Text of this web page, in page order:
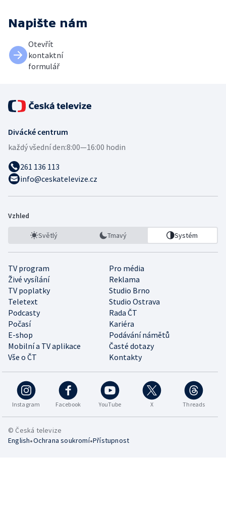
Napište nám
Otevřít
kontaktní
formulář
Divácké centrum
každý všední den:8:00—16:00 hodin
261 136 113
info@ceskatelevize.cz
Vzhled
Světlý Tmavý Systém
TV program
Pro média
Živé vysílání
Reklama
TV poplatky
Studio Brno
Teletext
Studio Ostrava
Podcasty
Rada ČT
Počasí
Kariéra
E-shop
Podávání námětů
Mobilní a TV aplikace
Časté dotazy
Vše o ČT
Kontakty
Instagram Facebook YouTube X Threads
© Česká televize
English•Ochrana soukromí•Přístupnost